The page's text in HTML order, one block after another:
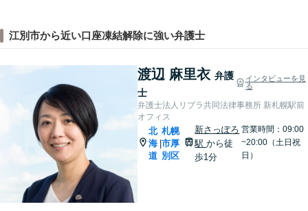
江別市から近い口座凍結解除に強い弁護士
渡辺 麻里衣 弁護
士
インタビューを見
る
弁護士法人リブラ共同法律事務所 新札幌駅前
オフィス
北
海
道
|
札幌
市厚
別区
新さっぽろ
駅から徒
歩1分
営業時間：09:00
~20:00（土日祝
日）